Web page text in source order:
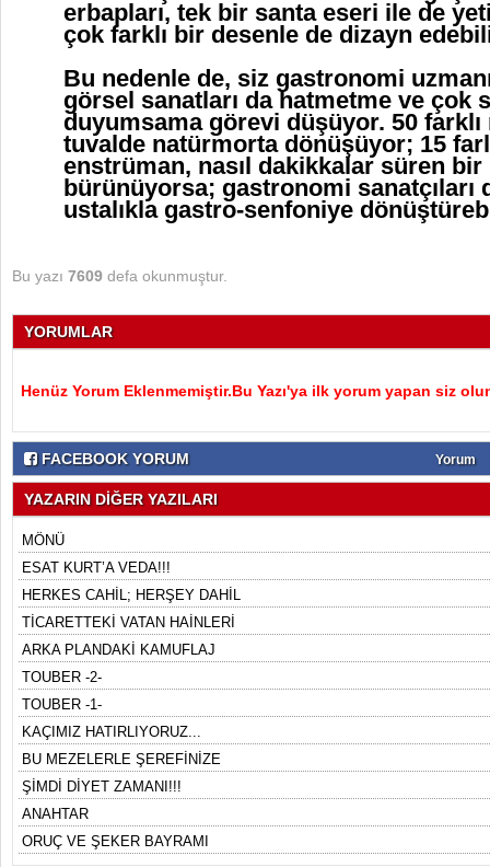
erbapları, tek bir santa eseri ile de
çok farklı bir desenle de dizayn
Bu nedenle de, siz gastronomi
görsel sanatları da hatmetme ve çok
duyumsama görevi düşüyor. 50 farklı
tuvalde natürmorta dönüşüyor; 15
enstrüman, nasıl dakikkalar süren
bürünüyorsa; gastronomi sanatçıları
ustalıkla gastro-senfoniye
Bu yazı 7609 defa okunmuştur.
YORUMLAR
Henüz Yorum Eklenmemiştir.Bu Yazı'ya ilk yorum yapan siz
FACEBOOK YORUM Yorum
YAZARIN DİĞER YAZILARI
MÖNÜ
ESAT KURT’A VEDA!!!
HERKES CAHİL; HERŞEY DAHİL
TİCARETTEKİ VATAN HAİNLERİ
ARKA PLANDAKİ KAMUFLAJ
TOUBER -2-
TOUBER -1-
KAÇIMIZ HATIRLIYORUZ...
BU MEZELERLE ŞEREFİNİZE
ŞİMDİ DİYET ZAMANI!!!
ANAHTAR
ORUÇ VE ŞEKER BAYRAMI